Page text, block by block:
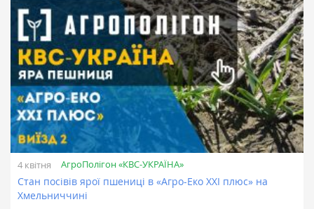
4 квітня АгроПолігон «КВС-УКРАЇНА»
Стан посівів ярої пшениці в «Агро-Еко ХХІ плюс» на
Хмельниччині